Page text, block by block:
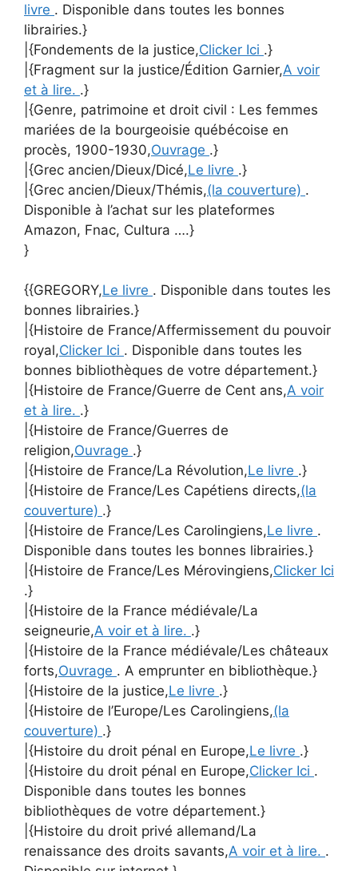
livre . Disponible dans toutes les bonnes
librairies.}
|{Fondements de la justice,Clicker Ici .}
|{Fragment sur la justice/Édition Garnier,A voir
et à lire. .}
|{Genre, patrimoine et droit civil : Les femmes
mariées de la bourgeoisie québécoise en
procès, 1900-1930,Ouvrage .}
|{Grec ancien/Dieux/Dicé,Le livre .}
|{Grec ancien/Dieux/Thémis,(la couverture) .
Disponible à l’achat sur les plateformes
Amazon, Fnac, Cultura ….}
}
{{GREGORY,Le livre . Disponible dans toutes les
bonnes librairies.}
|{Histoire de France/Affermissement du pouvoir
royal,Clicker Ici . Disponible dans toutes les
bonnes bibliothèques de votre département.}
|{Histoire de France/Guerre de Cent ans,A voir
et à lire. .}
|{Histoire de France/Guerres de
religion,Ouvrage .}
|{Histoire de France/La Révolution,Le livre .}
|{Histoire de France/Les Capétiens directs,(la
couverture) .}
|{Histoire de France/Les Carolingiens,Le livre .
Disponible dans toutes les bonnes librairies.}
|{Histoire de France/Les Mérovingiens,Clicker Ici
.}
|{Histoire de la France médiévale/La
seigneurie,A voir et à lire. .}
|{Histoire de la France médiévale/Les châteaux
forts,Ouvrage . A emprunter en bibliothèque.}
|{Histoire de la justice,Le livre .}
|{Histoire de l’Europe/Les Carolingiens,(la
couverture) .}
|{Histoire du droit pénal en Europe,Le livre .}
|{Histoire du droit pénal en Europe,Clicker Ici .
Disponible dans toutes les bonnes
bibliothèques de votre département.}
|{Histoire du droit privé allemand/La
renaissance des droits savants,A voir et à lire. .